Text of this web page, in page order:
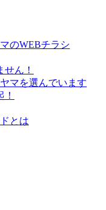
のWEBチラシ
ん！
マを選んでいます
とは